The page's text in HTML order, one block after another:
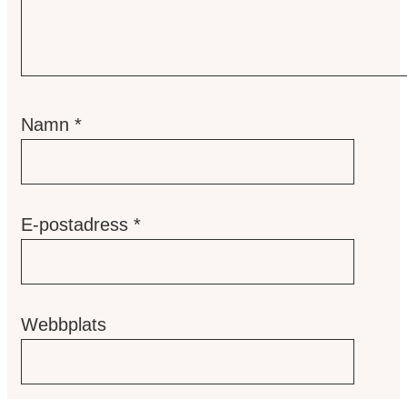
Namn *
E-postadress *
Webbplats